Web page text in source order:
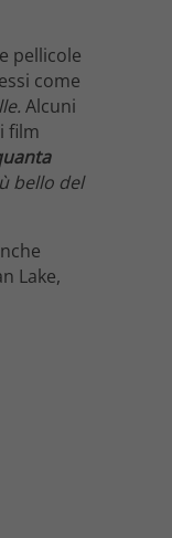
pellicole
come
Alcuni
film
bello del
Lake,